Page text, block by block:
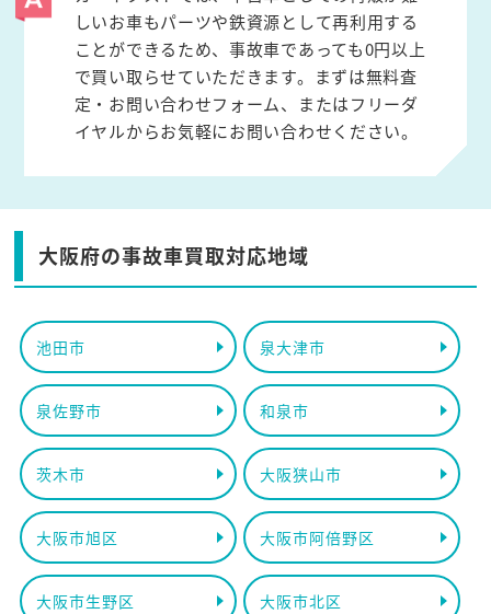
しいお車もパーツや鉄資源として再利用する
ことができるため、事故車であっても0円以上
で買い取らせていただきます。まずは無料査
定・お問い合わせフォーム、またはフリーダ
イヤルからお気軽にお問い合わせください。
大阪府の事故車買取対応地域
池田市 泉大津市
泉佐野市 和泉市
茨木市 大阪狭山市
大阪市旭区 大阪市阿倍野区
大阪市生野区 大阪市北区